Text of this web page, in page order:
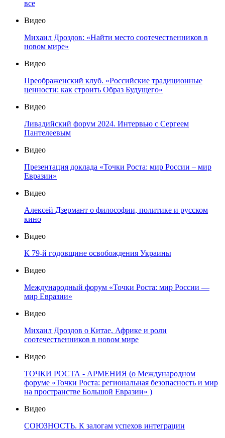
все
Видео
Михаил Дроздов: «Найти место соотечественников в
новом мире»
Видео
Преображенский клуб. «Российские традиционные
ценности: как строить Образ Будущего»
Видео
Ливадийский форум 2024. Интервью с Сергеем
Пантелеевым
Видео
Презентация доклада «Точки Роста: мир России – мир
Евразии»
Видео
Алексей Дзермант о философии, политике и русском
кино
Видео
К 79-й годовщине освобождения Украины
Видео
Международный форум «Точки Роста: мир России —
мир Евразии»
Видео
Михаил Дроздов о Китае, Африке и роли
соотечественников в новом мире
Видео
ТОЧКИ РОСТА - АРМЕНИЯ (о Международном
форуме «Точки Роста: региональная безопасность и мир
на пространстве Большой Евразии» )
Видео
СОЮЗНОСТЬ. К залогам успехов интеграции